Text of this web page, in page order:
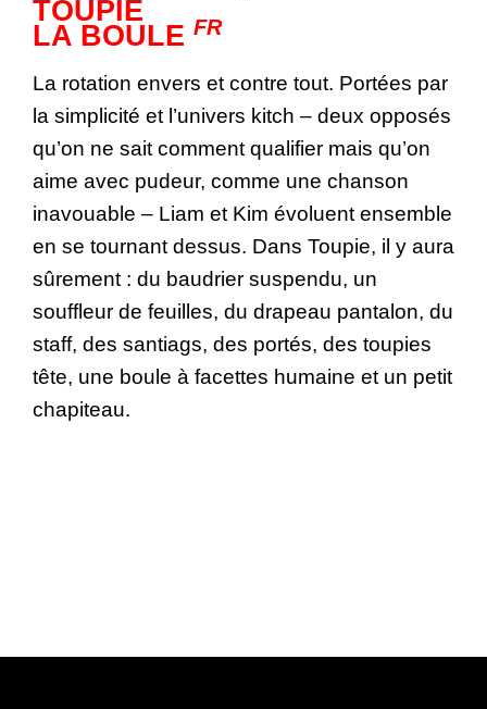
TOUPIE
LA BOULE FR
La rotation envers et contre tout. Portées par
la simplicité et l’univers kitch – deux opposés
qu’on ne sait comment qualifier mais qu’on
aime avec pudeur, comme une chanson
inavouable – Liam et Kim évoluent ensemble
en se tournant dessus. Dans Toupie, il y aura
sûrement : du baudrier suspendu, un
souffleur de feuilles, du drapeau pantalon, du
staff, des santiags, des portés, des toupies
tête, une boule à facettes humaine et un petit
chapiteau.